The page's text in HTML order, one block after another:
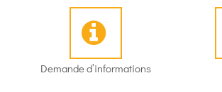
Demande d’informations